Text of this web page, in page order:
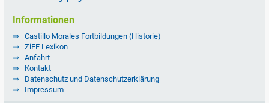
Informationen
Castillo Morales Fortbildungen (Historie)
ZiFF Lexikon
Anfahrt
Kontakt
Datenschutz und Datenschutzerklärung
Impressum